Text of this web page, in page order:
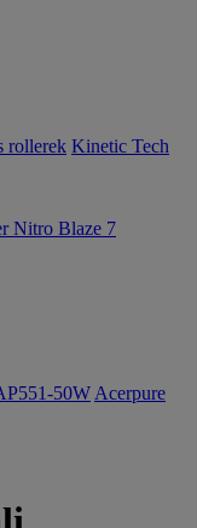
rollerek Kinetic Tech
Nitro Blaze 7
50W Acerpure